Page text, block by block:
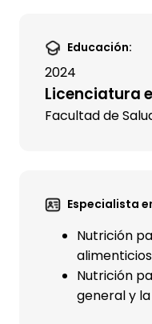
Educación:
2024
Licenciatura
Facultad de
Especialista
Nutrición
alimenticios
Nutrición
general y